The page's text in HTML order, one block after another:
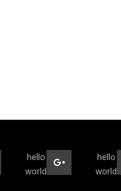
hello
world
hello
world